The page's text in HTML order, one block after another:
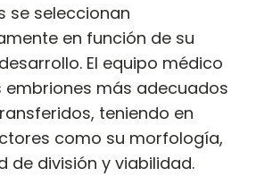
se seleccionan
en función de su
El equipo médico
embriones más adecuados
teniendo en
como su morfología,
de división y viabilidad.